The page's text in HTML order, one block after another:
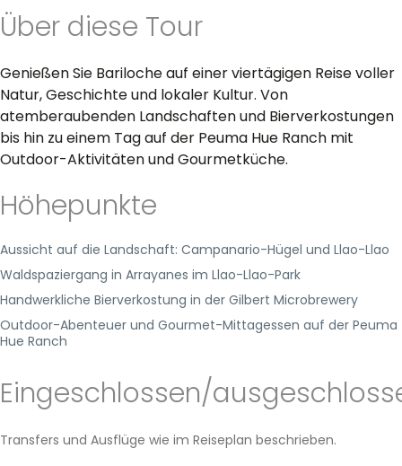
Über diese Tour
Genießen Sie Bariloche auf einer viertägigen Reise voller
Natur, Geschichte und lokaler Kultur. Von
atemberaubenden Landschaften und Bierverkostungen
bis hin zu einem Tag auf der Peuma Hue Ranch mit
Outdoor-Aktivitäten und Gourmetküche.
Höhepunkte
Aussicht auf die Landschaft: Campanario-Hügel und Llao-Llao
Waldspaziergang in Arrayanes im Llao-Llao-Park
Handwerkliche Bierverkostung in der Gilbert Microbrewery
Outdoor-Abenteuer und Gourmet-Mittagessen auf der Peuma
Hue Ranch
Eingeschlossen/
Transfers und Ausflüge wie im Reiseplan beschrieben.